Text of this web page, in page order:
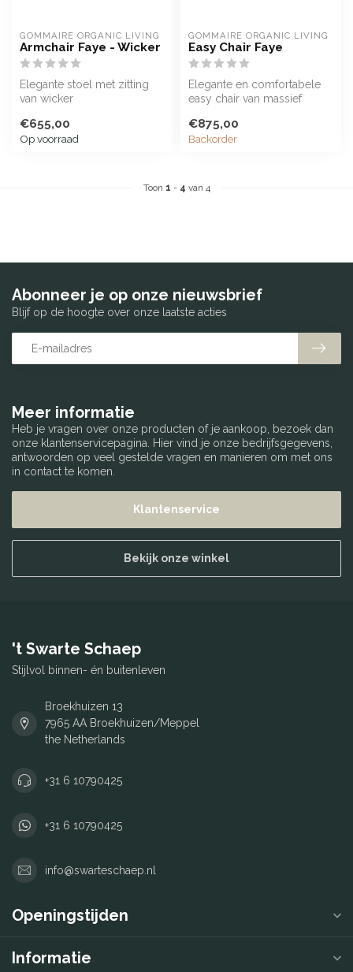
GOMMAIRE ORGANIC LIVING
Armchair Faye - Wicker
Elegante stoel met zitting
van wicker
€655,00
Op voorraad
GOMMAIRE ORGANIC LIVING
Easy Chair Faye
Elegante en comfortabele
easy chair van massief
€875,00
Backorder
Toon 1 - 4 van 4
Meer informatie
Heb je vragen over onze producten of je aankoop, bezoek dan
onze klantenservicepagina. Hier vind je onze bedrijfsgegevens,
antwoorden op veel gestelde vragen en manieren om met ons
in contact te komen.
Klantenservice
Bekijk onze winkel
Abonneer je op onze nieuwsbrief
Blijf op de hoogte over onze laatste acties
't Swarte Schaep
Stijlvol binnen- én buitenleven
Broekhuizen 13
7965 AA Broekhuizen/Meppel
the Netherlands
+31 6 10790425
+31 6 10790425
info@swarteschaep.nl
Openingstijden
Informatie